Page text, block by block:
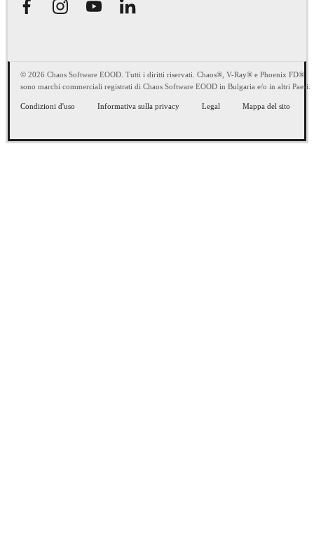
© 2026 Chaos Software EOOD. Tutti i diritti riservati. Chaos®, V-Ray® e Phoenix FD®
sono marchi commerciali registrati di Chaos Software EOOD in Bulgaria e/o in altri Paesi.
Condizioni d'uso Informativa sulla privacy Legal Mappa del sito